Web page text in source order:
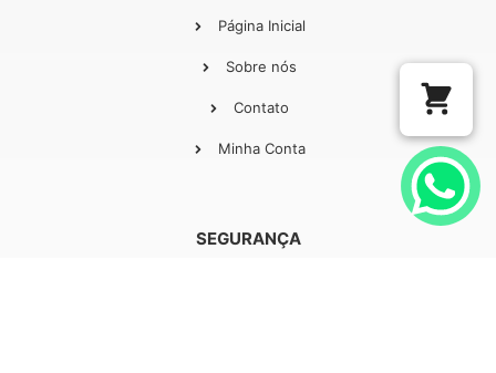
Página Inicial
Sobre nós
Contato
Minha Conta
SEGURANÇA